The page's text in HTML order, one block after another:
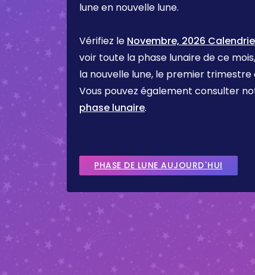
lune en nouvelle lune.
Vérifiez le Novembre, 2026
voir toute la phase lunaire de ce
la nouvelle lune, le premier
Vous pouvez également consulter
phase lunaire.
PHASE DE LUNE AUJOURD`HUI